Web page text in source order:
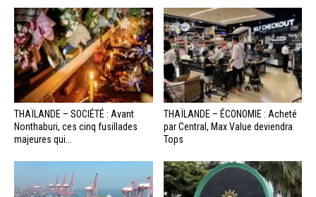
THAÏLANDE – SOCIÉTÉ : Avant
Nonthaburi, ces cinq fusillades
majeures qui...
THAÏLANDE – ÉCONOMIE : Acheté
par Central, Max Value deviendra
Tops